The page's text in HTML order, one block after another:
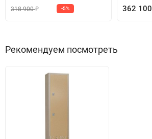
318 900₽ -5% 362 100
Рекомендуем посмотреть